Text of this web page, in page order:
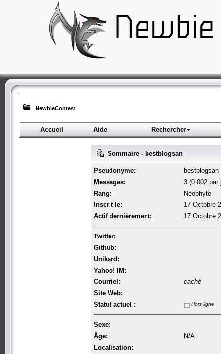
NewbieContest
Accueil Aide Rechercher
Sommaire - bestblogsan
Pseudonyme:
bestblogsan
Messages:
3 (0.002 par
Rang:
Néophyte
Inscrit le:
17 Octobre
Actif dernièrement:
17 Octobre
Twitter:
Github:
Unikard:
Yahoo! IM:
Courriel:
caché
Site Web:
Statut actuel :
Hors ligne
Sexe:
Âge:
N/A
Localisation: